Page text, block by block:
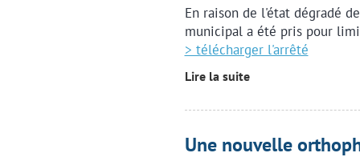
En raison de l'état dégradé
municipal a été pris pour
> télécharger l'arrêté
Lire la suite
Une nouvelle